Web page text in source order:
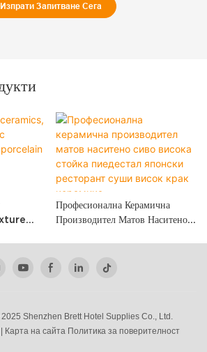
Изпрати Запитване Сега
Професионална Керамична
Производител Матов Наситено
Крак Керамика
Shenzhen Brett Hotel Supplies Co., Ltd.
Карта на сайта Политиказа поверителност